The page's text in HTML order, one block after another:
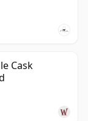
Cask